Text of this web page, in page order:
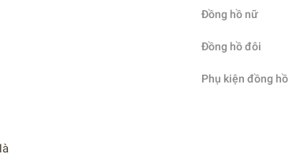
Đồng hồ nữ
Đồng hồ đôi
Phụ kiện đồng hồ